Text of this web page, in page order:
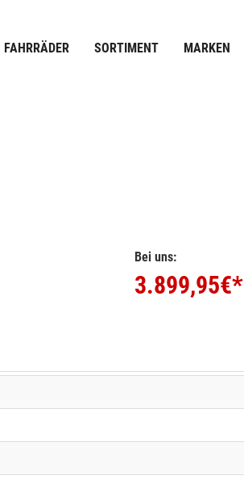
FAHRRÄDER SORTIMENT MARKEN
Bei uns:
3.899,95€*